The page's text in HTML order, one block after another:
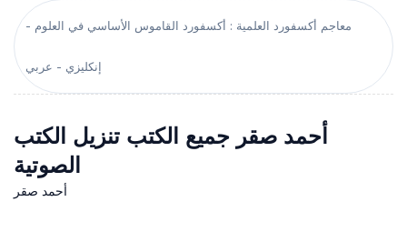
معاجم أكسفورد العلمية : أكسفورد القاموس الأساسي في العلوم -
إنكليزي - عربي
أحمد صقر جميع الكتب تنزيل الكتب
الصوتية
أحمد صقر